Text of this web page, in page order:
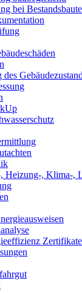
bei
Heizung-, Klima-,
Zertifikate